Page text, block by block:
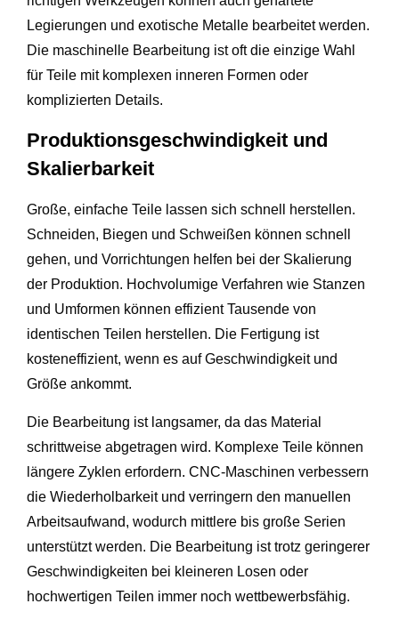
Legierungen und exotische Metalle bearbeitet werden.
Die maschinelle Bearbeitung ist oft die einzige Wahl
für Teile mit komplexen inneren Formen oder
komplizierten Details.
Produktionsgeschwindigkeit und
Skalierbarkeit
Große, einfache Teile lassen sich schnell herstellen.
Schneiden, Biegen und Schweißen können schnell
gehen, und Vorrichtungen helfen bei der Skalierung
der Produktion. Hochvolumige Verfahren wie Stanzen
und Umformen können effizient Tausende von
identischen Teilen herstellen. Die Fertigung ist
kosteneffizient, wenn es auf Geschwindigkeit und
Größe ankommt.
Die Bearbeitung ist langsamer, da das Material
schrittweise abgetragen wird. Komplexe Teile können
längere Zyklen erfordern. CNC-Maschinen verbessern
die Wiederholbarkeit und verringern den manuellen
Arbeitsaufwand, wodurch mittlere bis große Serien
unterstützt werden. Die Bearbeitung ist trotz geringerer
Geschwindigkeiten bei kleineren Losen oder
hochwertigen Teilen immer noch wettbewerbsfähig.